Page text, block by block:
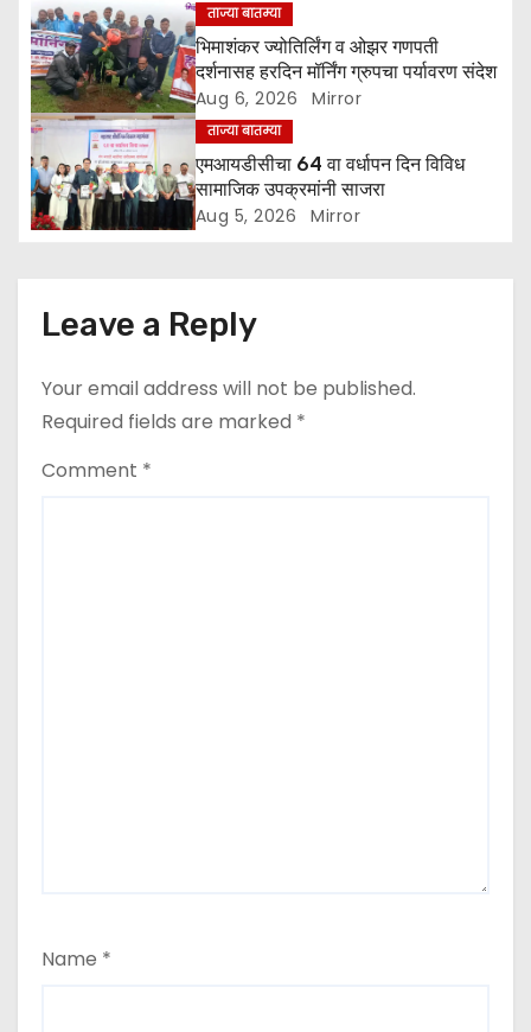
i
o
n
ताज्या बातम्या
भिमाशंकर ज्योतिर्लिंग व ओझर गणपती
दर्शनासह हरदिन मॉर्निंग ग्रुपचा पर्यावरण संदेश
Aug 6, 2026 Mirror
ताज्या बातम्या
एमआयडीसीचा 64 वा वर्धापन दिन विविध
सामाजिक उपक्रमांनी साजरा
Aug 5, 2026 Mirror
Leave a Reply
Your email address will not be published.
Required fields are marked *
Comment *
Name *